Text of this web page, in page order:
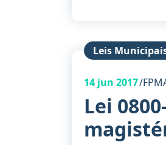
Leis
14 jun 2017
Lei